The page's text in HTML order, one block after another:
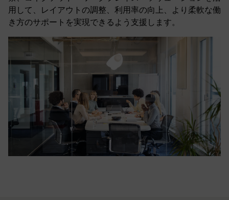
用して、レイアウトの調整、利用率の向上、より柔軟な働
き方のサポートを実現できるよう支援します。